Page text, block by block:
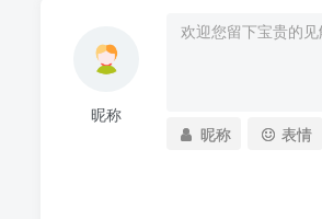
昵称
昵称 表情